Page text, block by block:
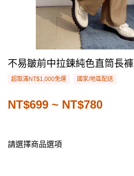
不易皺前中拉鍊純色直筒長褲
超取滿NT$1,000免運 國家/地區配送
NT$699 ~ NT$780
請選擇商品選項